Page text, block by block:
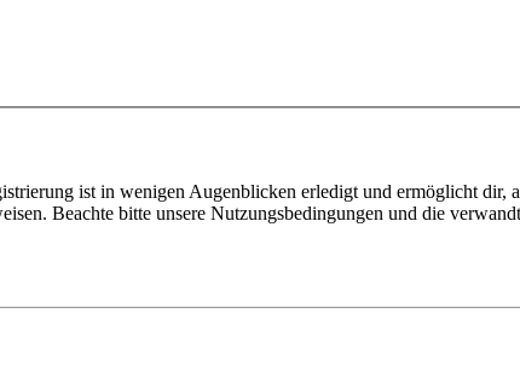
ist in wenigen Augenblicken erledigt und ermöglicht
Beachte bitte unsere Nutzungsbedingungen und die